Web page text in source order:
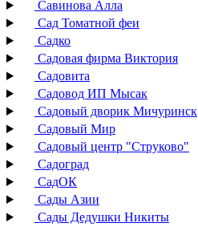
Савинова Алла
Сад Томатной феи
Садко
Садовая фирма Виктория
Садовита
Садовод ИП Мысак
Садовый дворик Мичуринск
Садовый Мир
Садовый центр "Струково"
Садоград
СадОК
Сады Азии
Сады Дедушки Никиты